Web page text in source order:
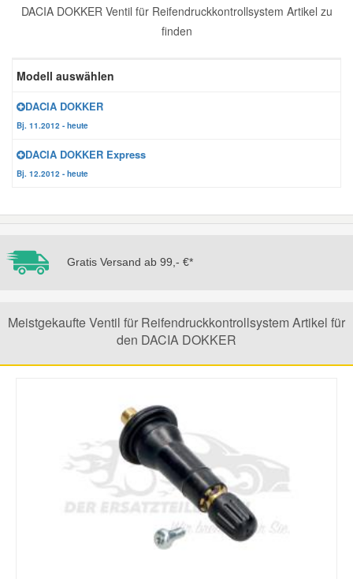
DACIA DOKKER Ventil für Reifendruckkontrollsystem Artikel zu
finden
Modell auswählen
DACIA DOKKER
Bj. 11.2012 - heute
DACIA DOKKER Express
Bj. 12.2012 - heute
Gratis Versand ab 99,- €*
Meistgekaufte Ventil für Reifendruckkontrollsystem Artikel für
den DACIA DOKKER
Zündanlage und Glühanlage
Karosserie Werkzeug
Werkstattbedarf
Winter-Autozubehör
Daihatsu Ersatzteile
Honda Ersatzteile
Jeep Ersatzteile
Lancia Ersatzteile
Mercedes Ersatzteile
Mini Ersatzteile